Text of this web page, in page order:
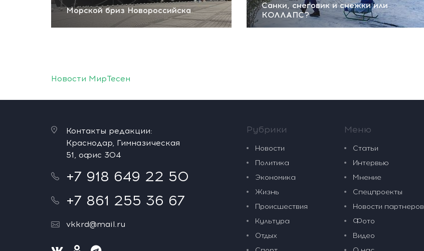
Морской бриз Новороссийска
Санки, снеговик и снежки или
КОЛЛАПС?
Новости МирТесен
Контакты редакции:
Краснодар, Гимназическая
51, офис 304
+7 918 649 22 50
+7 861 255 36 67
vkkrd@mail.ru
Рубрики
Новости
Политика
Экономика
Жизнь
Происшествия
Культура
Отдых
Меню
Статьи
Интервью
Мнение
Спецпроекты
Новости партнеров
Фото
Видео